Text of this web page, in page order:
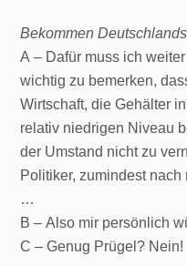
Bekommen
A – Dafür muss ich
wichtig zu bemerken,
Wirtschaft, die Gehälter
relativ niedrigen Niveau
der Umstand nicht zu
Politiker, zumindest
…
B – Also mir persönlich
C – Genug Prügel? Nein!